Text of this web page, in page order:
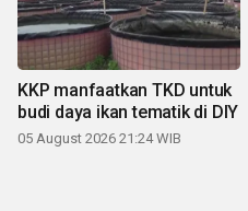
KKP manfaatkan TKD untuk
budi daya ikan tematik di DIY
05 August 2026 21:24 WIB